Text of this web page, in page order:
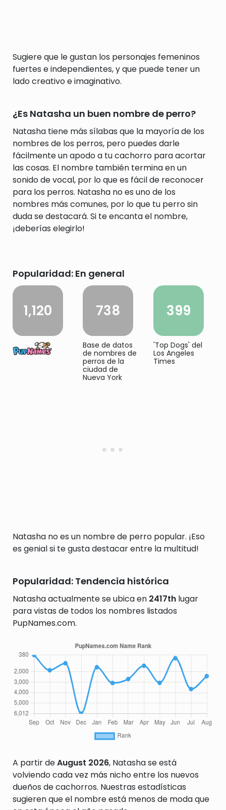
Sugiere que le gustan los personajes femeninos
fuertes e independientes, y que puede tener un
lado creativo e imaginativo.
¿Es Natasha un buen nombre de perro?
Natasha tiene más sílabas que la mayoría de los
nombres de los perros, pero puedes darle
fácilmente un apodo a tu cachorro para acortar
las cosas. El nombre también termina en un
sonido de vocal, por lo que es fácil de reconocer
para los perros. Natasha no es uno de los
nombres más comunes, por lo que tu perro sin
duda se destacará. Si te encanta el nombre,
¡deberías elegirlo!
Popularidad: En general
1,120 738
Base de datos
de nombres de
perros de la
ciudad de
Nueva York
399
'Top Dogs' del
Los Angeles
Times
Natasha no es un nombre de perro popular. ¡Eso
es genial si te gusta destacar entre la multitud!
Popularidad: Tendencia histórica
Natasha actualmente se ubica en 2417th lugar
para vistas de todos los nombres listados
PupNames.com.
A partir deAugust 2026, Natasha se está
volviendo cada vez más nicho entre los nuevos
dueños de cachorros. Nuestras estadísticas
sugieren que el nombre está menos de moda que